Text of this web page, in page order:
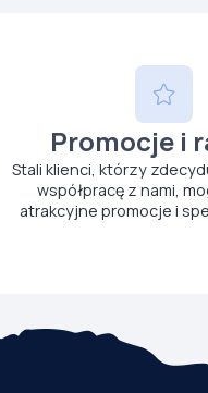
Promocje i
Stali klienci, którzy
współpracę z nami,
atrakcyjne promocje i